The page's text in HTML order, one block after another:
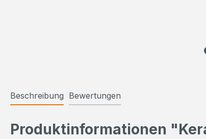
Beschreibung Bewertungen
Produktinformationen